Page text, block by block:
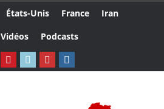
États-Unis France
Iran
Vidéos Podcasts